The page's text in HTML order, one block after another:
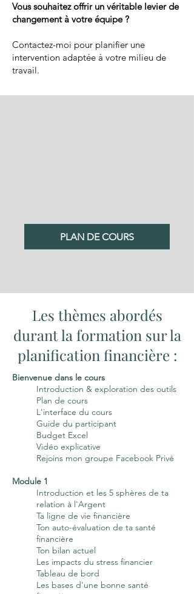
Vous souhaitez offrir un véritable levier de
changement à votre équipe ?
Contactez-moi pour planifier une
intervention adaptée à votre milieu de
travail.
PLAN DE COURS
Les thèmes abordés
durant la formation sur la
planification financière :
Bienvenue dans le cours
Introduction & exploration des outils
Plan de cours
L'interface du cours
Guide du participant
Budget Excel
Vidéo explicative
Rejoins mon groupe Facebook Privé
Module 1
Introduction et les 5 sphères de ta
relation à l'Argent
Ta ligne de vie financière
Ton auto-évaluation de ta santé
financière
Ton bilan actuel
Les impacts du stress financier
Tableau de bord
Les bases d'une bonne santé